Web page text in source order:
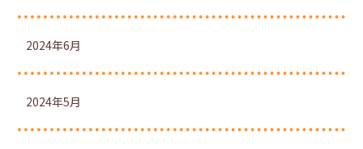
2024年6月
2024年5月